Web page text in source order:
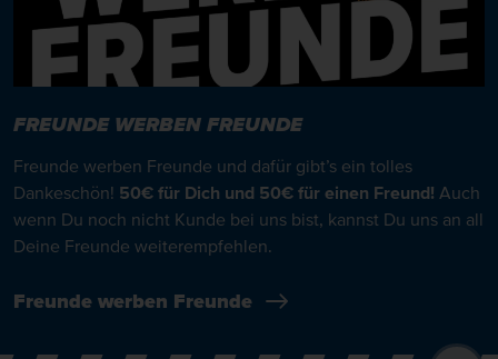
FREUNDE WERBEN FREUNDE
Freunde werben Freunde und dafür gibt’s ein tolles
Dankeschön! 50€ für Dich und 50€ für einen Freund! Auch
wenn Du noch nicht Kunde bei uns bist, kannst Du uns an all
Deine Freunde weiterempfehlen.
Freunde werben Freunde